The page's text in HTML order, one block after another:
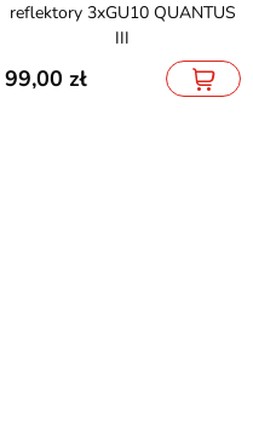
reflektory 3xGU10 QUANTUS
III
99,00